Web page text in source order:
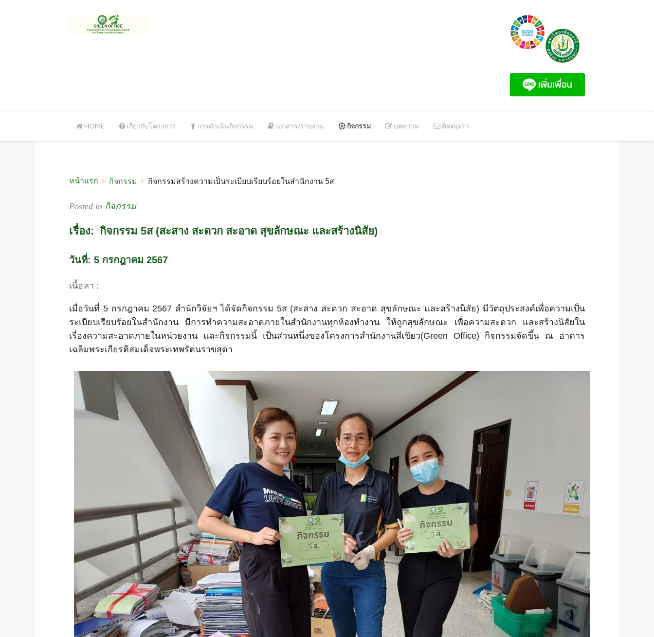
HOME เกี่ยวกับโครงการ การดำเนินกิจกรรม เอกสาร/รายงาน กิจกรรม บทความ ติดต่อเรา
หน้าแรก กิจกรรม กิจกรรมสร้างความเป็นระเบียบเรียบร้อยในสำนักงาน 5ส
Posted in กิจกรรม
เรื่อง: กิจกรรม 5ส (สะสาง สะดวก สะอาด สุขลักษณะ และสร้างนิสัย)
วันที่: 5 กรกฎาคม 2567
เนื้อหา :
เมื่อวันที่ 5 กรกฎาคม 2567 สำนักวิจัยฯ ได้จัดกิจกรรม 5ส (สะสาง สะดวก สะอาด สุขลักษณะ และสร้างนิสัย) มีวัตถุประสงค์เพื่อความเป็น
ระเบียบเรียบร้อยในสำนักงาน มีการทำความสะอาดภายในสำนักงานทุกห้องทำงาน ให้ถูกสุขลักษณะ เพื่อความสะดวก และสร้างนิสัยใน
เรื่องความสะอาดภายในหน่วยงาน และกิจกรรมนี้ เป็นส่วนหนึ่งของโครงการสำนักงานสีเขียว(Green Office) กิจกรรมจัดขึ้น ณ อาคาร
เฉลิมพระเกียรติสมเด็จพระเทพรัตนราขสุดา